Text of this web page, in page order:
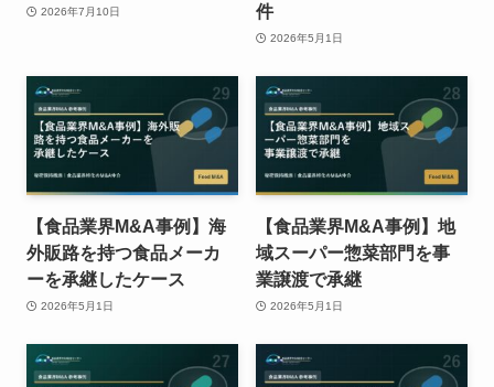
2026年7月10日
件
2026年5月1日
【食品業界M&A事例】海
外販路を持つ食品メーカ
ーを承継したケース
2026年5月1日
【食品業界M&A事例】地
域スーパー惣菜部門を事
業譲渡で承継
2026年5月1日